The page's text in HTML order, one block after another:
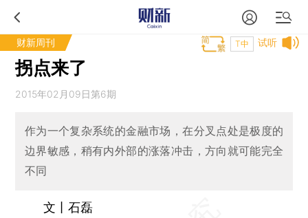
财新周刊 试听
T中
拐点来了
2015年02月09日第6期
作为一个复杂系统的金融市场，在分叉点处是极度的
边界敏感，稍有内外部的涨落冲击，方向就可能完全
不同
文丨石磊